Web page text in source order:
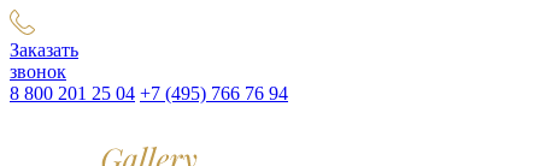
Заказать
звонок
8 800 201 25 04 +7 (495) 766 76 94